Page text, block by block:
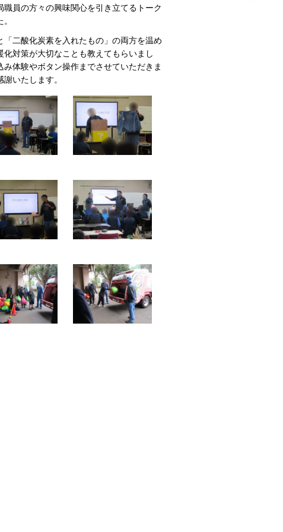
員の方々の興味関心を引き立てるトーク
二酸化炭素を入れたもの」の両方を温め
対策が大切なことも教えてもらいまし
体験やボタン操作までさせていただきま
いたします。